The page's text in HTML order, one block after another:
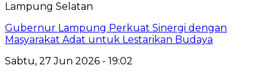
Lampung Selatan
Gubernur Lampung Perkuat Sinergi dengan
Masyarakat Adat untuk Lestarikan Budaya
Sabtu, 27 Jun 2026 - 19:02